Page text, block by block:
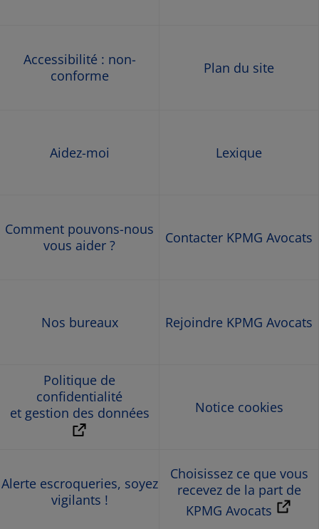
Accessibilité : non-
conforme
Plan du site
Aidez-moi Lexique
Comment pouvons-nous
vous aider ?
Contacter KPMG Avocats
Nos bureaux Rejoindre KPMG Avocats
Politique de
confidentialité
et gestion des données
Notice cookies
Alerte escroqueries, soyez
vigilants !
Choisissez ce que vous
recevez de la part de
KPMG Avocats